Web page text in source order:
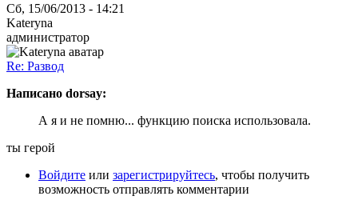
Сб, 15/06/2013 - 14:21
Kateryna
администратор
Re: Развод
Написано dorsay:
А я и не помню... функцию поиска использовала.
ты герой
Войдите или зарегистрируйтесь, чтобы получить
возможность отправлять комментарии